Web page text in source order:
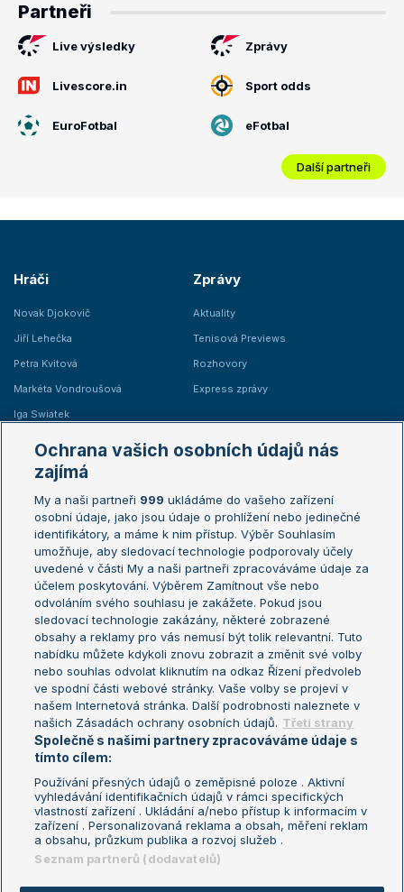
Partneři
Live výsledky Zprávy
Livescore.in Sport odds
EuroFotbal eFotbal
Další partneři
Hráči
Novak Djokovič
Jiří Lehečka
Petra Kvitová
Markéta Vondroušová
Iga Swiatek
Zprávy
Aktuality
Tenisová Previews
Rozhovory
Express zprávy
Žebříčky
Žebříček ATP (muži)
Žebříček WTA (ženy)
Sázkařský žebříček
Australian Open
French Open
Wimbledon
US Open
Turnaj mistrů
Turnaj mistryň
Aktualní trendy
Fotbalové přestupy
Livesport Daily
LS Prague Open
Podmínky užití
Nastavení soukromí
GDPR a žurnalistika
Reklama
Kontakt
Informace o zpracování osobních
údajů
Ochrana vašich osobních údajů nás
zajímá
My a naši partneři 999 ukládáme do vašeho zařízení
osobní údaje, jako jsou údaje o prohlížení nebo jedinečné
identifikátory, a máme k nim přístup. Výběr Souhlasím
umožňuje, aby sledovací technologie podporovaly účely
uvedené v části My a naši partneři zpracováváme údaje za
účelem poskytování. Výběrem Zamítnout vše nebo
odvoláním svého souhlasu je zakážete. Pokud jsou
sledovací technologie zakázány, některé zobrazené
obsahy a reklamy pro vás nemusí být tolik relevantní. Tuto
nabídku můžete kdykoli znovu zobrazit a změnit své volby
nebo souhlas odvolat kliknutím na odkaz Řízení předvoleb
ve spodní části webové stránky. Vaše volby se projeví v
našem Internetová stránka. Další podrobnosti naleznete v
našich Zásadách ochrany osobních údajů. Třetí strany
Společně s našimi partnery zpracováváme údaje s
tímto cílem:
Používání přesných údajů o zeměpisné poloze . Aktivní
vyhledávání identifikačních údajů v rámci specifických
vlastností zařízení . Ukládání a/nebo přístup k informacím v
zařízení . Personalizovaná reklama a obsah, měření reklam
a obsahu, průzkum publika a rozvoj služeb .
Seznam partnerů (dodavatelů)